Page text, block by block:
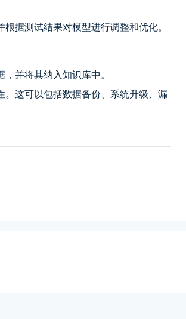
据测试结果对模型进行调整和优化。
并将其纳入知识库中。
这可以包括数据备份、系统升级、漏